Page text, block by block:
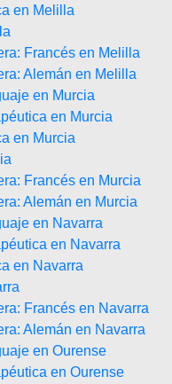
en Melilla
Francés en Melilla
Alemán en Melilla
en Murcia
en Murcia
en Murcia
Francés en Murcia
Alemán en Murcia
en Navarra
en Navarra
en Navarra
Francés en Navarra
Alemán en Navarra
en Ourense
en Ourense